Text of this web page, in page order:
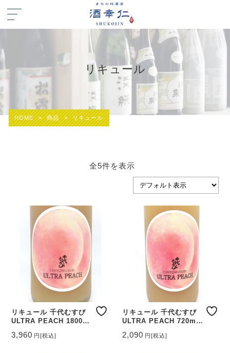
リキュール
HOME > 商品 > リキュール
全5件を表示
リキュール 千代むすび
ULTRA PEACH 1800ml
造】
3,960 円[税込]
リキュール 千代むすび
ULTRA PEACH 720ml
造】
2,090 円[税込]